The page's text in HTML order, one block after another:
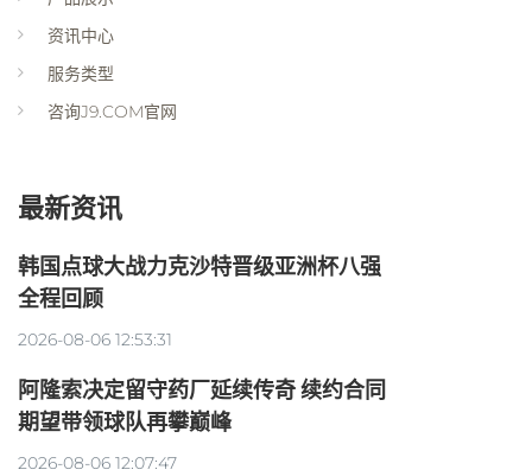
资讯中心
服务类型
咨询J9.COM官网
最新资讯
韩国点球大战力克沙特晋级亚洲杯八强
全程回顾
2026-08-06 12:53:31
阿隆索决定留守药厂延续传奇 续约合同
期望带领球队再攀巅峰
2026-08-06 12:07:47